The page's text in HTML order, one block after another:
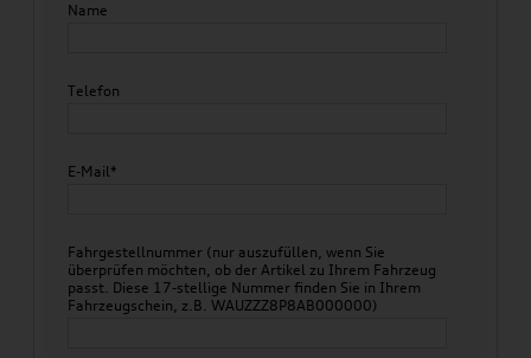
Name
Telefon
E-Mail*
Fahrgestellnummer (nur auszufüllen, wenn Sie
überprüfen möchten, ob der Artikel zu Ihrem Fahrzeug
passt. Diese 17-stellige Nummer finden Sie in Ihrem
Fahrzeugschein, z.B. WAUZZZ8P8AB000000)